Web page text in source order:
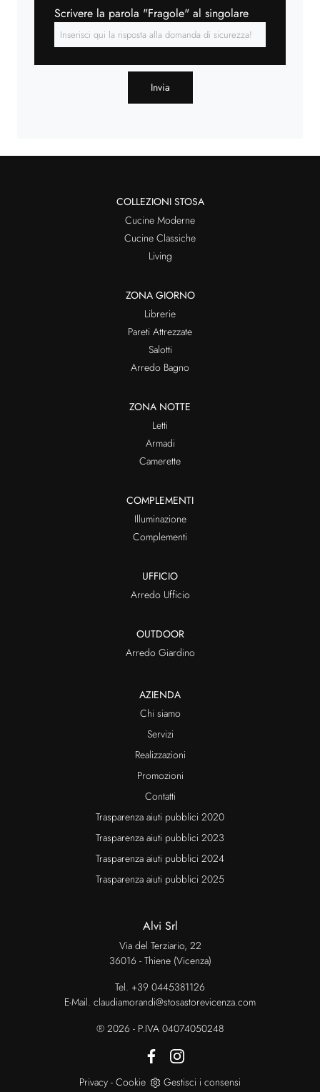
Scrivere la parola "Fragole" al singolare
Invia
COLLEZIONI STOSA
Cucine Moderne
Cucine Classiche
Living
ZONA GIORNO
Librerie
Pareti Attrezzate
Salotti
Arredo Bagno
ZONA NOTTE
Letti
Armadi
Camerette
COMPLEMENTI
Illuminazione
Complementi
UFFICIO
Arredo Ufficio
OUTDOOR
Arredo Giardino
AZIENDA
Chi siamo
Servizi
Realizzazioni
Promozioni
Contatti
Trasparenza aiuti pubblici 2020
Trasparenza aiuti pubblici 2023
Trasparenza aiuti pubblici 2024
Trasparenza aiuti pubblici 2025
Alvi Srl
Via del Terziario, 22
36016 - Thiene (Vicenza)
Tel. +39 0445381126
E-Mail. claudiamorandi@stosastorevicenza.com
® 2026 - P.IVA 04074050248
Privacy - Cookie Gestisci i consensi